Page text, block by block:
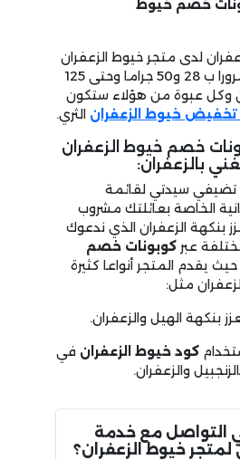
خصم خيوط
لدى متجر خيوط الزعفران
تبدأ من 10 جرام مرورا ب 28 و50 جراما وحتى 125
وكل عبوة من هؤلاء ستكون
خيوط الزعفران الثري.
خصم خيوط الزعفران
بالزعفران:
تضيفي سيدتي لقائمة
الخاصة بعائلتك مشروب
بنكهة الزعفران الذي ندعوك
عبر كوبونات خصم
حيث يقدم المتجر أنواعا كثيرة
مثل:
كود خيوط الزعفران في
والزعفران.
التواصل مع خدمة
لمتجر خيوط الزعفران؟